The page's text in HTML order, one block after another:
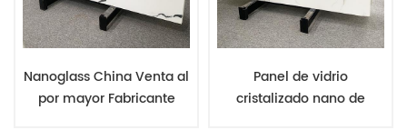
Nanoglass China Venta al
por mayor Fabricante
Panel de vidrio
cristalizado nano de